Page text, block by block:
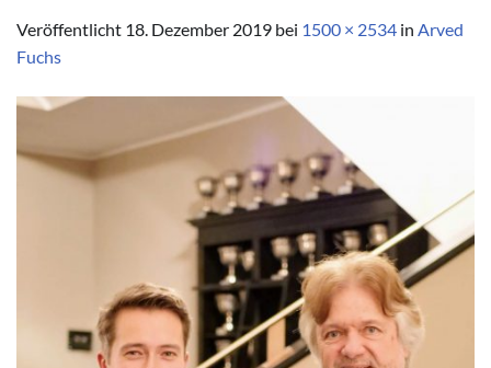
Veröffentlicht 18. Dezember 2019 bei 1500 × 2534 in Arved
Fuchs